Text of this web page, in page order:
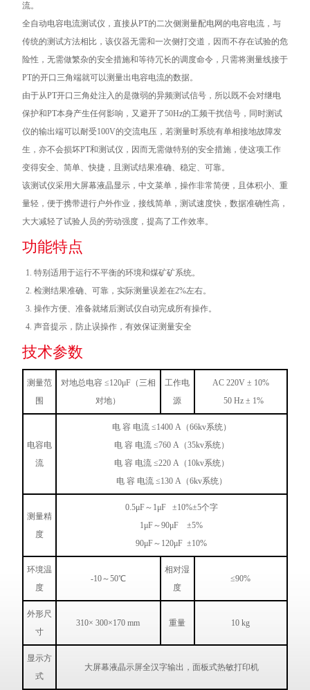
流。
全自动电容电流测试仪，直接从PT的二次侧测量配电网的电容电流，与
传统的测试方法相比，该仪器无需和一次侧打交道，因而不存在试验的危
险性，无需做繁杂的安全措施和等待冗长的调度命令，只需将测量线接于
PT的开口三角端就可以测量出电容电流的数据。
由于从PT开口三角处注入的是微弱的异频测试信号，所以既不会对继电
保护和PT本身产生任何影响，又避开了50Hz的工频干扰信号，同时测试
仪的输出端可以耐受100V的交流电压，若测量时系统有单相接地故障发
生，亦不会损坏PT和测试仪，因而无需做特别的安全措施，使这项工作
变得安全、简单、快捷，且测试结果准确、稳定、可靠。
该测试仪采用大屏幕液晶显示，中文菜单，操作非常简便，且体积小、重
量轻，便于携带进行户外作业，接线简单，测试速度快，数据准确性高，
大大减轻了试验人员的劳动强度，提高了工作效率。
功能特点
特别适用于运行不平衡的环境和煤矿矿系统。
检测结果准确、可靠，实际测量误差在2%左右。
操作方便、准备就绪后测试仪自动完成所有操作。
声音提示，防止误操作，有效保证测量安全
技术参数
测量范
围
对地总电容 ≤120μF（三相
对地）
工作电
源
AC 220V ± 10%
50 Hz ± 1%
电容电
流
电 容 电流 ≤1400 A（66kv系统）
电 容 电流 ≤760 A（35kv系统）
电 容 电流 ≤220 A（10kv系统）
电 容 电流 ≤130 A（6kv系统）
测量精
度
0.5μF～1μF ±10%±5个字
1μF～90μF ±5%
90μF～120μF ±10%
环境温
度
-10～50℃
相对湿
度
≤90%
外形尺
寸
310× 300×170 mm 重量 10 kg
显示方
式
大屏幕液晶示屏全汉字输出，面板式热敏打印机